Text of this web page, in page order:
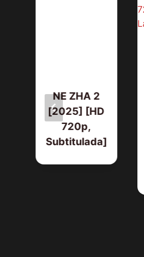
NE ZHA 2
[2025] [HD
720p,
Subtitulada]